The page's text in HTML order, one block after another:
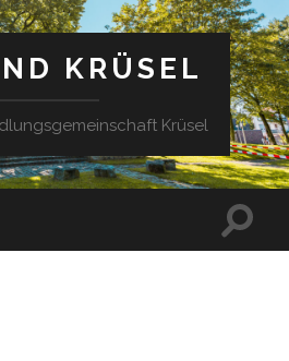
KRÜSEL
Krüsel